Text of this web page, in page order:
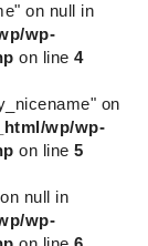
on null in
wp-
on line4
on
wp/wp-
on line5
null in
wp-